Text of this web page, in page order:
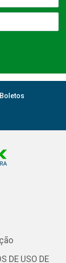
Boletos
DE USO DE